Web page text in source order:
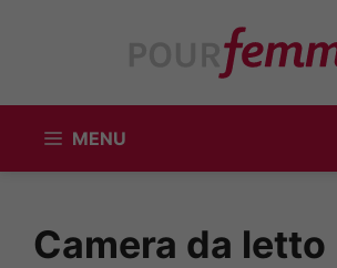
MENU
Camera da letto